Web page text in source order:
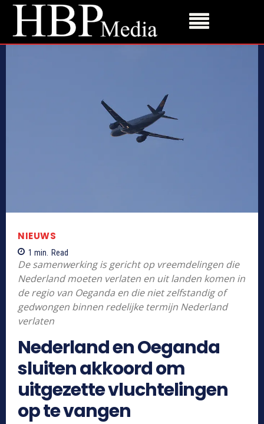
NIEUWS
1 min. Read
De samenwerking is gericht op vreemdelingen die
Nederland moeten verlaten en uit landen komen in
de regio van Oeganda en die niet zelfstandig of
gedwongen binnen redelijke termijn Nederland
verlaten
Nederland en Oeganda
sluiten akkoord om
uitgezette vluchtelingen
op te vangen